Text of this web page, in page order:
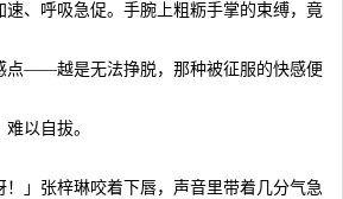
速、呼吸急促。手腕上粗粝手掌的束缚，竟
点——越是无法挣脱，那种被征服的快感便
以自拔。
张梓琳咬着下唇，声音里带着几分气急